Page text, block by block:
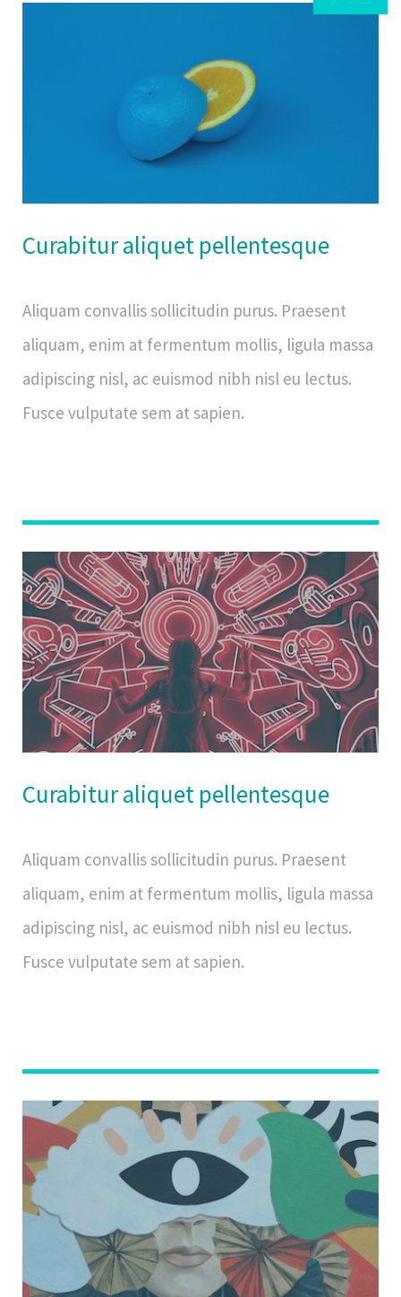
Curabitur aliquet pellentesque
Aliquam convallis sollicitudin purus. Praesent
aliquam, enim at fermentum mollis, ligula massa
adipiscing nisl, ac euismod nibh nisl eu lectus.
Fusce vulputate sem at sapien.
Curabitur aliquet pellentesque
Aliquam convallis sollicitudin purus. Praesent
aliquam, enim at fermentum mollis, ligula massa
adipiscing nisl, ac euismod nibh nisl eu lectus.
Fusce vulputate sem at sapien.